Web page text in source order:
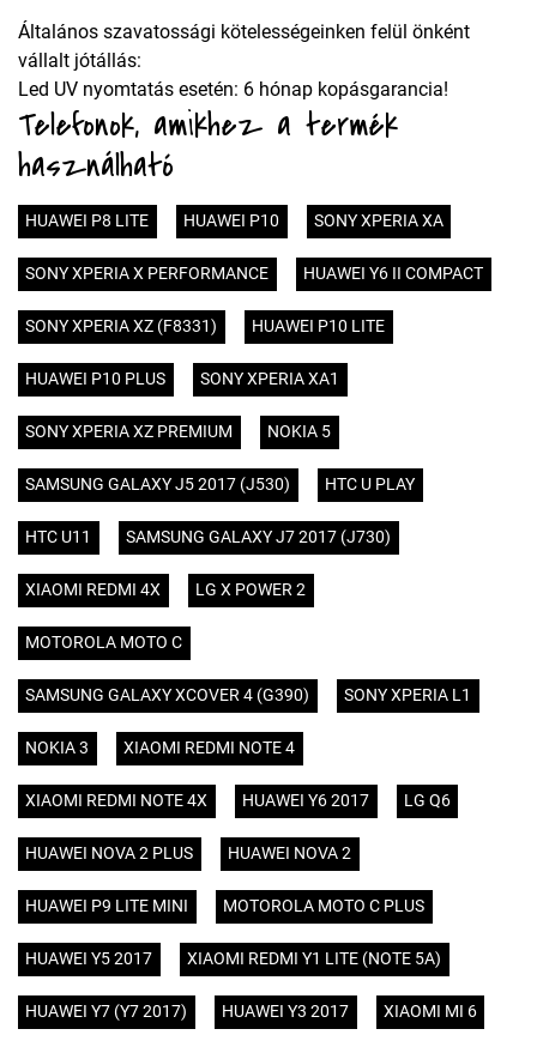
Általános szavatossági kötelességeinken felül önként
vállalt jótállás:
Led UV nyomtatás esetén: 6 hónap kopásgarancia!
Telefonok, amikhez a termék
használható
HUAWEI P8 LITE HUAWEI P10 SONY XPERIA XA
SONY XPERIA X PERFORMANCE HUAWEI Y6 II COMPACT
SONY XPERIA XZ (F8331) HUAWEI P10 LITE
HUAWEI P10 PLUS SONY XPERIA XA1
SONY XPERIA XZ PREMIUM NOKIA 5
SAMSUNG GALAXY J5 2017 (J530) HTC U PLAY
HTC U11 SAMSUNG GALAXY J7 2017 (J730)
XIAOMI REDMI 4X LG X POWER 2
MOTOROLA MOTO C
SAMSUNG GALAXY XCOVER 4 (G390) SONY XPERIA L1
NOKIA 3 XIAOMI REDMI NOTE 4
XIAOMI REDMI NOTE 4X HUAWEI Y6 2017 LG Q6
HUAWEI NOVA 2 PLUS HUAWEI NOVA 2
HUAWEI P9 LITE MINI MOTOROLA MOTO C PLUS
HUAWEI Y5 2017 XIAOMI REDMI Y1 LITE (NOTE 5A)
HUAWEI Y7 (Y7 2017) HUAWEI Y3 2017 XIAOMI MI 6